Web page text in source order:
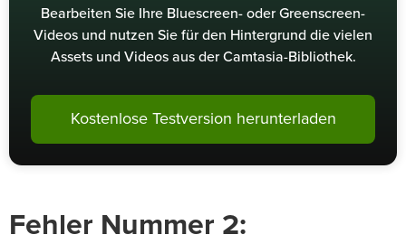
Bearbeiten Sie Ihre Bluescreen- oder Greenscreen-
Videos und nutzen Sie für den Hintergrund die vielen
Assets und Videos aus der Camtasia-Bibliothek.
Kostenlose Testversion herunterladen
Fehler Nummer 2: